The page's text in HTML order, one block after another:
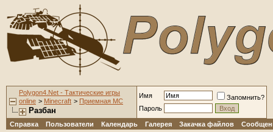
Polygon4.Net - Тактические игры
online > Minecraft > Приемная MC
Разбан
Имя
Запомнить?
Пароль
Справка Пользователи Календарь Галерея Закачка файлов